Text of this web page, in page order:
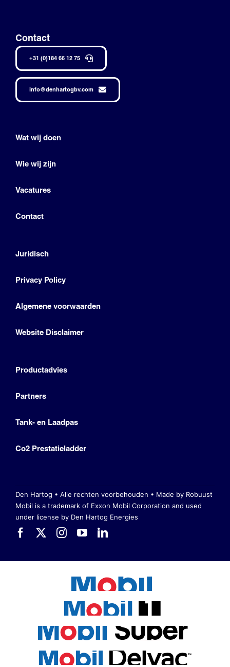
Contact
+31 (0)184 66 12 75
info@denhartogbv.com
Wat wij doen
Wie wij zijn
Vacatures
Contact
Juridisch
Privacy Policy
Algemene voorwaarden
Website Disclaimer
Productadvies
Partners
Tank- en Laadpas
Co2 Prestatieladder
Den Hartog • Alle rechten voorbehouden • Made by Robuust
Mobil is a trademark of Exxon Mobil Corporation and used
under license by Den Hartog Energies